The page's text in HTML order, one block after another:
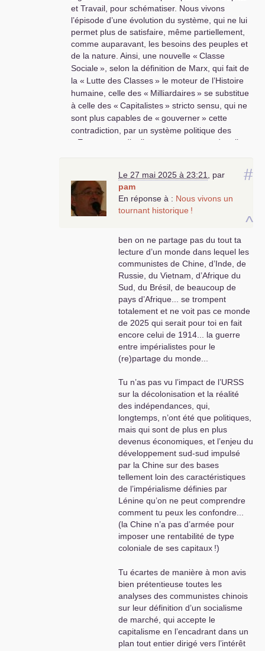
avec un peuple qui se
ressaisit en balayant
les Macron,les
Retailleau,les Le Pen
et autres aigrefins
grands patrons
corrompus par le
qu’ils défendent par
tous les moyens
autoritaires possible.
Les communistes
sortir de l’inhumanité
!
et Travail, pour schématiser. Nous vivons
l’épisode d’une évolution du système, qui ne lui
permet plus de satisfaire, même partiellement,
comme auparavant, les besoins des peuples et
de la nature. Ainsi, une nouvelle « Classe
Sociale», selon la définition de Marx, qui fait de
la « Lutte des Classes» le moteur de l’Histoire
humaine, celle des « Milliardaires» se substitue
à celle des « Capitalistes» stricto sensu, qui ne
sont plus capables de « gouverner» cette
contradiction, par un système politique des
Etats
», trop distributeurs, encore, et dont il
congénères dans le monde, qui financent, à
cette fin, les candidats dits «
d’extrême droite. Ne vous y trompez pas, mes
chers camarades, le loup est aux portes de
est sérieuse et ne souffre aucune ambiguïté : il
n’y a pas de contradiction «fondamentale »
entre pays du Sud, dit global, et du Nord, dit
Occident, seulement les contradictions du
système capitaliste, analysées par Marx, dans le
» notamment, parvenues à un stade
élevé et qui cherchent une nouvelle issue, les
guerres, d’autres formes de dominations (les
milliardaires et le populisme) que sais-je encore,
nous n’avons pas encore tout vu, réveillons-
! Je voudrais bien, cher camarade, qu’il en
ce n’est pas le «réel »! Or, seule la « Vérité est
révolutionnaire».
L’issue est dans l’union des peuples, de tous les
peuples exploités, du sud et du nord, au sein de
tous les pays, Chine comprise, où n’existe
aucun droit réels des travailleurs, aucune réelle
liberté syndicale et politique. C’est l’appel de
Marx dans le «Manifeste » : «Prolétaire de tous
» et son avant dernier paragraphe,
précédent ce cri final, que l’on oublie et qui
appelle à l’union internationale des «Partis
démocratiques»; Marx écrit « démocratiques
progressistes », ce n’est pas une faute
de frappe, mais une volonté politique, pour
s’opposer en force à celles du capitalisme.
#
^
Le 27 mai 2025 à 23:21
par
pam
En réponse à : Nous vivons un
tournant historique !
ben on ne partage pas du tout ta
lecture d’un monde dans lequel les
communistes de Chine, d’Inde, de
Russie, du Vietnam, d’Afrique du
Sud, du Brésil, de beaucoup de
pays d’Afrique... se trompent
totalement et ne voit pas ce monde
de 2025 qui serait pour toi en fait
encore celui de 1914... la guerre
entre impérialistes pour le
(re)partage du monde...
Tu n’as pas vu l’impact de l’URSS
sur la décolonisation et la réalité
des indépendances, qui,
longtemps, n’ont été que politiques,
mais qui sont de plus en plus
devenus économiques, et l’enjeu du
développement sud-sud impulsé
par la Chine sur des bases
tellement loin des caractéristiques
de l’impérialisme définies par
Lénine qu’on ne peut comprendre
comment tu peux les confondre...
(la Chine n’a pas d’armée pour
imposer une rentabilité de type
coloniale de ses capitaux !)
Tu écartes de manière à mon avis
bien prétentieuse toutes les
analyses des communistes chinois
sur leur définition d’un socialisme
de marché, qui accepte le
capitalisme en l’encadrant dans un
plan tout entier dirigé vers l’intérêt